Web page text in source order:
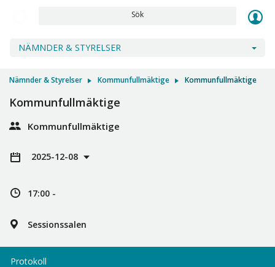
Sök
NÄMNDER & STYRELSER
Nämnder & Styrelser Kommunfullmäktige Kommunfullmäktige
Kommunfullmäktige
Kommunfullmäktige
2025-12-08
17:00 -
Sessionssalen
Protokoll